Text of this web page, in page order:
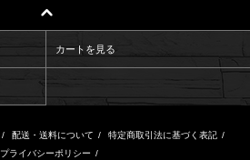
カートを見る
/ 配送・送料について / 特定商取引法に基づく表記 /
プライバシーポリシー /